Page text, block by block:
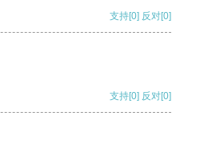
支持[0] 反对[0]
支持[0] 反对[0]